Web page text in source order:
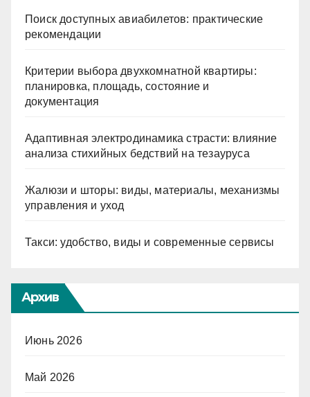
Поиск доступных авиабилетов: практические
рекомендации
Критерии выбора двухкомнатной квартиры:
планировка, площадь, состояние и
документация
Адаптивная электродинамика страсти: влияние
анализа стихийных бедствий на тезауруса
Жалюзи и шторы: виды, материалы, механизмы
управления и уход
Такси: удобство, виды и современные сервисы
Архив
Июнь 2026
Май 2026